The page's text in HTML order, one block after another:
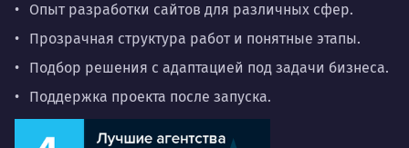
Опыт разработки сайтов для различных сфер.
Прозрачная структура работ и понятные этапы.
Подбор решения с адаптацией под задачи бизнеса.
Поддержка проекта после запуска.